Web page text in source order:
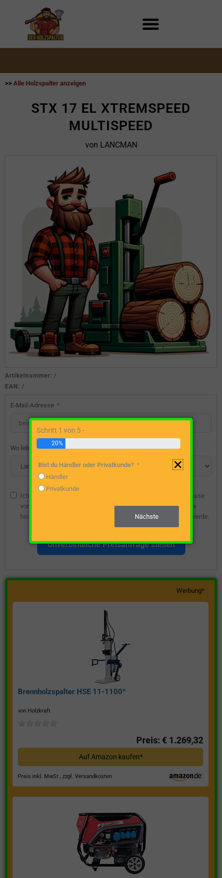
>> Alle Holzspalter anzeigen
STX 17 EL XTREMSPEED
MULTISPEED
von LANCMAN
Artikelnummer: /
EAN: /
E-Mail-Adresse
Wo lebst du?
Ich bin damit einverstanden, dass die angegebene E-Mail-Adresse
vom Webseitenbetreiber gespeichert wird, damit ich über diese
hinsichtlich eines unverbindlichen Preisangebots kontaktiert werde.
Unverbindliche Preisanfrage stellen
Werbung*
Brennholzspalter HSE 11-1100*
von Holzkraft
Preis: € 1.269,32
Auf Amazon kaufen*
Preis inkl. MwSt., zzgl. Versandkosten
Schritt 1 von 5 -
20%
Bist du Händler oder Privatkunde?
Händler
Privatkunde
Nächste